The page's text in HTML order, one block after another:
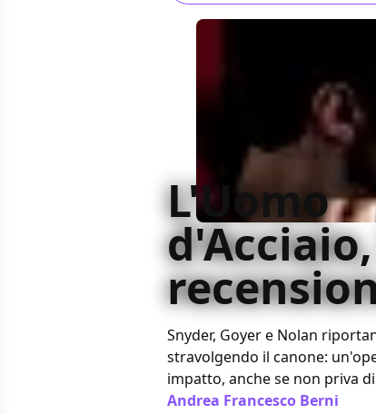
L'Uomo
Snyder, Goyer e Nolan
stravolgendo il canone:
impatto, anche se non priva
Andrea Francesco Berni